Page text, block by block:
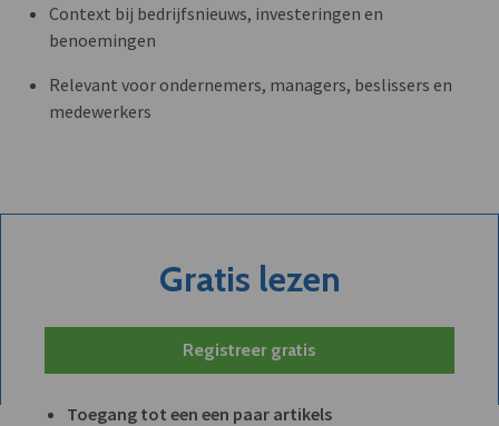
Context bij bedrijfsnieuws, investeringen en
benoemingen
Relevant voor ondernemers, managers, beslissers en
medewerkers
Gratis lezen
Registreer gratis
Toegang tot een een paar artikels